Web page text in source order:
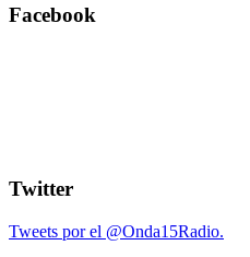
Facebook
Twitter
Tweets por el @Onda15Radio.